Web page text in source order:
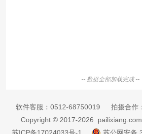
-- 数据全部加载完成 --
软件客服： 0512-68750019 拍摄合作：
Copyright © 2017-2026
苏ICP备17024033号-1
苏公网安备